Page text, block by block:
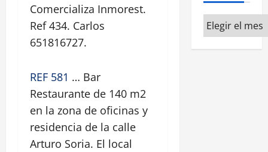
Comercializa Inmorest.
Ref 434. Carlos
651816727.
REF 581 … Bar
Restaurante de 140 m2
en la zona de oficinas y
residencia de la calle
Arturo Soria. El local